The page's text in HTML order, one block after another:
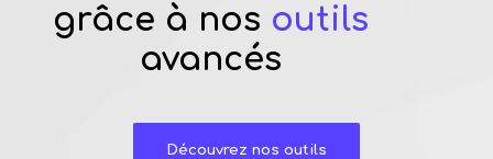
grâce à nos outils
avancés
Découvrez nos outils